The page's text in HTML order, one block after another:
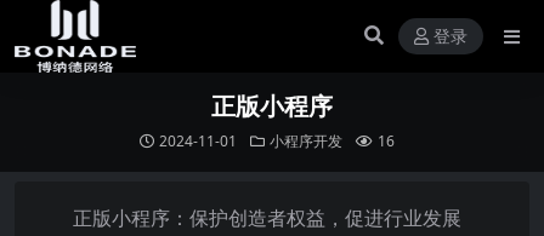
登录
正版小程序
2024-11-01 小程序开发 16
正版小程序：保护创造者权益，促进行业发展